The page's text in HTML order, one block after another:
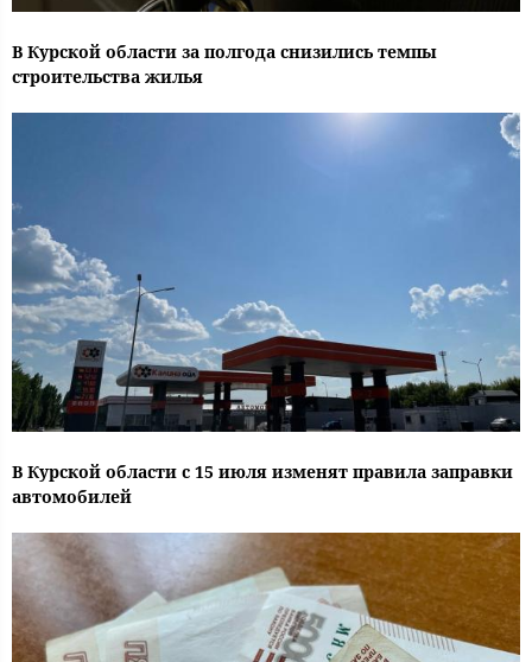
В Курской области за полгода снизились темпы
строительства жилья
В Курской области с 15 июля изменят правила заправки
автомобилей